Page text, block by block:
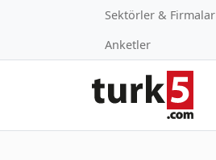
Sektörler & Firmalar
Anketler